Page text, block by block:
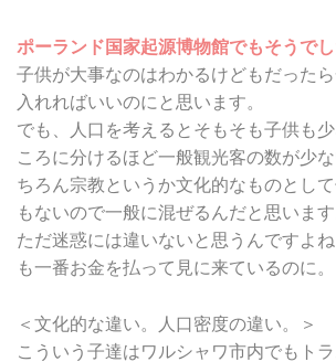
ポーランド国家起源博物館でもそうでし
子供が大事なのはわかるけどもだった
入れればいいのにと思います。
でも、人口を考えるとそもそも子供も
ころに分けるほど一般観光客の数が少
ちろん宗教というか文化的なものとし
もないので一般に混ぜるんだと思います
ただ迷惑には違いないと思うんですよ
も一番お金を払って見に来ているのに。
＜文化的な違い。人口密度の違い。＞
こういう子達はワルシャワ市内でもト